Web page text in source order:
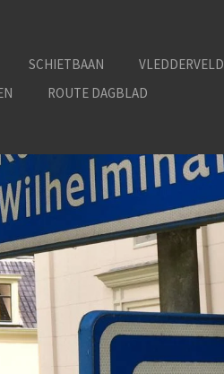
SCHIETBAAN VLEDDERVELD
ROUTE DAGBLAD